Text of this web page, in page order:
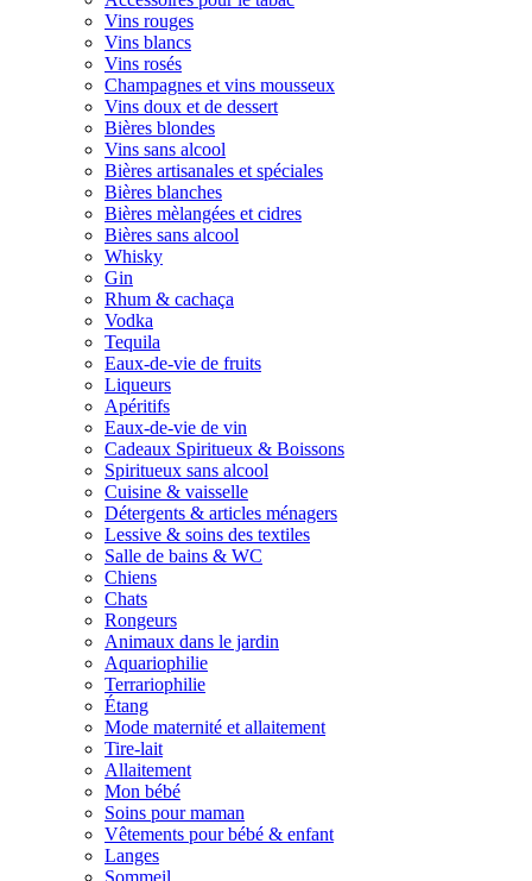
Vins rouges
Vins blancs
Vins rosés
Champagnes et vins mousseux
Vins doux et de dessert
Bières blondes
Vins sans alcool
Bières artisanales et spéciales
Bières blanches
Bières mèlangées et cidres
Bières sans alcool
Whisky
Gin
Rhum & cachaça
Vodka
Tequila
Eaux-de-vie de fruits
Liqueurs
Apéritifs
Eaux-de-vie de vin
Cadeaux Spiritueux & Boissons
Spiritueux sans alcool
Cuisine & vaisselle
Détergents & articles ménagers
Lessive & soins des textiles
Salle de bains & WC
Chiens
Chats
Rongeurs
Animaux dans le jardin
Aquariophilie
Terrariophilie
Étang
Mode maternité et allaitement
Tire-lait
Allaitement
Mon bébé
Soins pour maman
Vêtements pour bébé & enfant
Langes
Sommeil